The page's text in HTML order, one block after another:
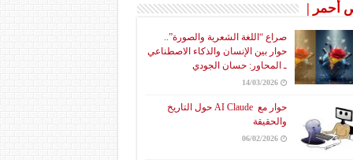
أحمر |
صراع “اللغة الشعرية والصورة”..
حوار بين الإنسان والذكاء الاصطناعي
ـ المحاور: حسان الجودي
14/03/2026
حوار مع AI Claude حول التاريخ
والحقيقة
06/02/2026